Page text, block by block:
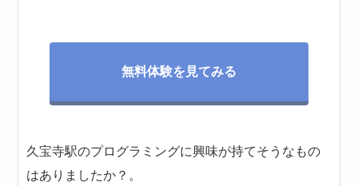
無料体験を見てみる
久宝寺駅のプログラミングに興味が持てそうなもの
はありましたか？。